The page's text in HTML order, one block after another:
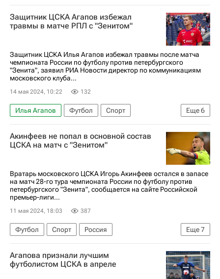
Владислав Тороп
Нуралы Алип
ПФК ЦСКА
Зенит
Защитник ЦСКА Агапов избежал
травмы в матче РПЛ с "Зенитом"
Защитник ЦСКА Илья Агапов избежал травмы после матча
чемпионата России по футболу против петербургского
"Зенита", заявил РИА Новости директор по коммуникациям
московского клуба...
14 мая 2024, 10:22 132
Еще6
Илья Агапов Футбол
Спорт
Санкт-Петербург
Россия
ПФК ЦСКА
Зенит
Балтика Калининград
Акинфеев не попал в основной состав
ЦСКА на матч с "Зенитом"
Вратарь московского ЦСКА Игорь Акинфеев остался в запасе
на матч 28-го тура чемпионата России по футболу против
петербургского "Зенита", сообщается на сайте Российской
премьер-лиги...
11 мая 2024, 18:03 387
Еще7
Футбол Спорт
Россия
Санкт-Петербург
Игорь Акинфеев
Владислав Тороп
Михаил Кержаков
Агапова признали лучшим
футболистом ЦСКА в апреле